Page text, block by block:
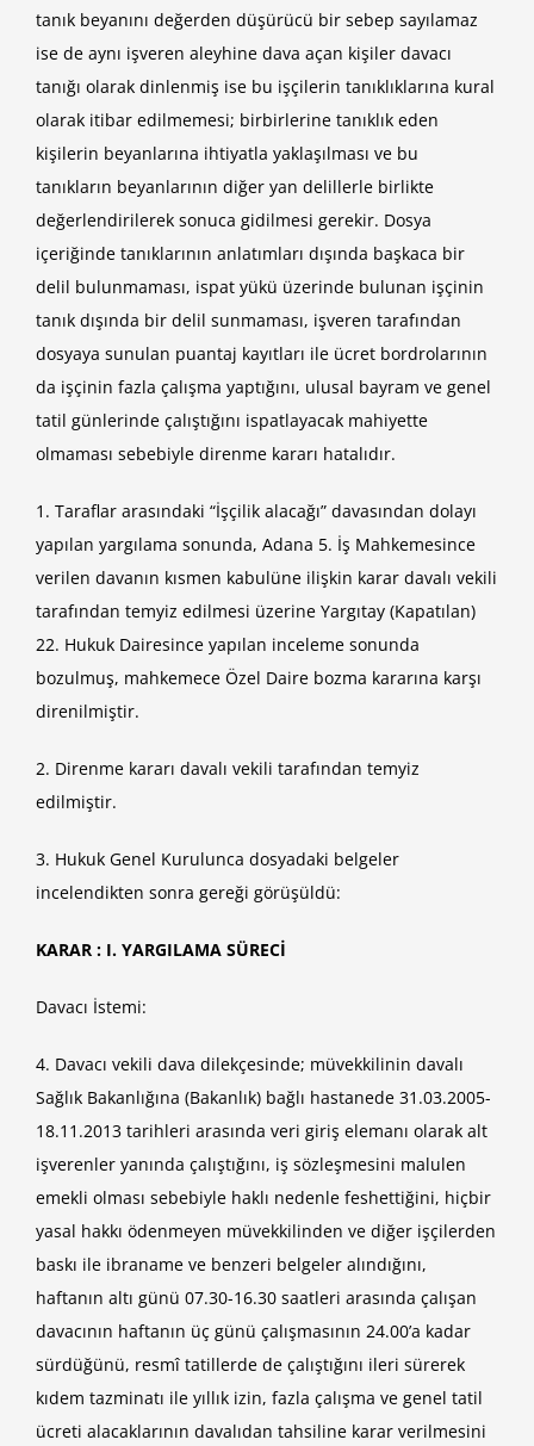
tanık beyanını değerden düşürücü bir sebep sayılamaz
ise de aynı işveren aleyhine dava açan kişiler davacı
tanığı olarak dinlenmiş ise bu işçilerin tanıklıklarına kural
olarak itibar edilmemesi; birbirlerine tanıklık eden
kişilerin beyanlarına ihtiyatla yaklaşılması ve bu
tanıkların beyanlarının diğer yan delillerle birlikte
değerlendirilerek sonuca gidilmesi gerekir. Dosya
içeriğinde tanıklarının anlatımları dışında başkaca bir
delil bulunmaması, ispat yükü üzerinde bulunan işçinin
tanık dışında bir delil sunmaması, işveren tarafından
dosyaya sunulan puantaj kayıtları ile ücret bordrolarının
da işçinin fazla çalışma yaptığını, ulusal bayram ve genel
tatil günlerinde çalıştığını ispatlayacak mahiyette
olmaması sebebiyle direnme kararı hatalıdır.
1. Taraflar arasındaki “İşçilik alacağı” davasından dolayı
yapılan yargılama sonunda, Adana 5. İş Mahkemesince
verilen davanın kısmen kabulüne ilişkin karar davalı vekili
tarafından temyiz edilmesi üzerine Yargıtay (Kapatılan)
22. Hukuk Dairesince yapılan inceleme sonunda
bozulmuş, mahkemece Özel Daire bozma kararına karşı
direnilmiştir.
2. Direnme kararı davalı vekili tarafından temyiz
edilmiştir.
3. Hukuk Genel Kurulunca dosyadaki belgeler
incelendikten sonra gereği görüşüldü:
KARAR : I. YARGILAMA SÜRECİ
Davacı İstemi:
4. Davacı vekili dava dilekçesinde; müvekkilinin davalı
Sağlık Bakanlığına (Bakanlık) bağlı hastanede 31.03.2005-
18.11.2013 tarihleri arasında veri giriş elemanı olarak alt
işverenler yanında çalıştığını, iş sözleşmesini malulen
emekli olması sebebiyle haklı nedenle feshettiğini, hiçbir
yasal hakkı ödenmeyen müvekkilinden ve diğer işçilerden
baskı ile ibraname ve benzeri belgeler alındığını,
haftanın altı günü 07.30-16.30 saatleri arasında çalışan
davacının haftanın üç günü çalışmasının 24.00’a kadar
sürdüğünü, resmî tatillerde de çalıştığını ileri sürerek
kıdem tazminatı ile yıllık izin, fazla çalışma ve genel tatil
ücreti alacaklarının davalıdan tahsiline karar verilmesini